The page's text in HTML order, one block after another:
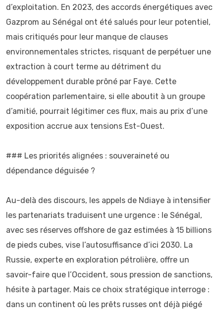
d’exploitation. En 2023, des accords énergétiques avec
Gazprom au Sénégal ont été salués pour leur potentiel,
mais critiqués pour leur manque de clauses
environnementales strictes, risquant de perpétuer une
extraction à court terme au détriment du
développement durable prôné par Faye. Cette
coopération parlementaire, si elle aboutit à un groupe
d’amitié, pourrait légitimer ces flux, mais au prix d’une
exposition accrue aux tensions Est-Ouest.
### Les priorités alignées : souveraineté ou
dépendance déguisée ?
Au-delà des discours, les appels de Ndiaye à intensifier
les partenariats traduisent une urgence : le Sénégal,
avec ses réserves offshore de gaz estimées à 15 billions
de pieds cubes, vise l’autosuffisance d’ici 2030. La
Russie, experte en exploration pétrolière, offre un
savoir-faire que l’Occident, sous pression de sanctions,
hésite à partager. Mais ce choix stratégique interroge :
dans un continent où les prêts russes ont déjà piégé